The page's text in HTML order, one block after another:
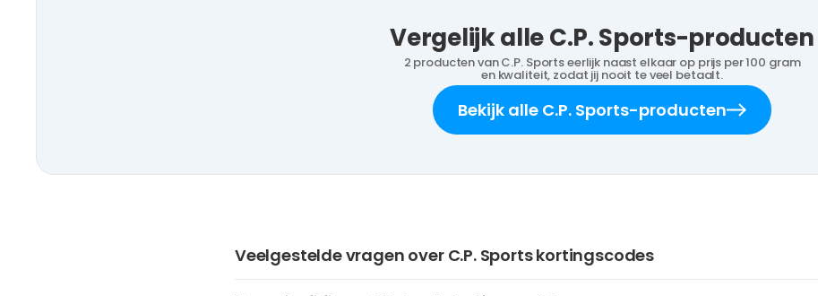
Vergelijk alle C.P. Sports-producten
2 producten van C.P. Sports eerlijk naast elkaar op prijs per 100 gram
en kwaliteit, zodat jij nooit te veel betaalt.
Bekijk alle C.P. Sports-producten
Veelgestelde vragen over C.P. Sports kortingscodes